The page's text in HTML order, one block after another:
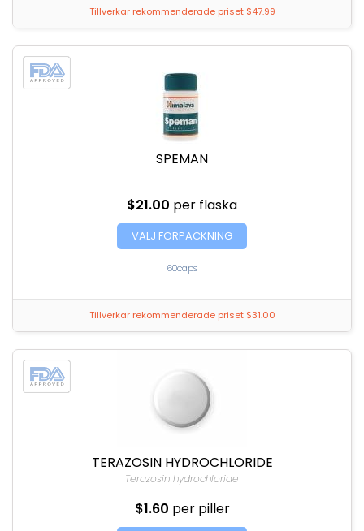
Tillverkar rekommenderade priset $47.99
SPEMAN
$21.00 per flaska
VÄLJ FÖRPACKNING
60caps
Tillverkar rekommenderade priset $31.00
TERAZOSIN HYDROCHLORIDE
Terazosin hydrochloride
$1.60 per piller